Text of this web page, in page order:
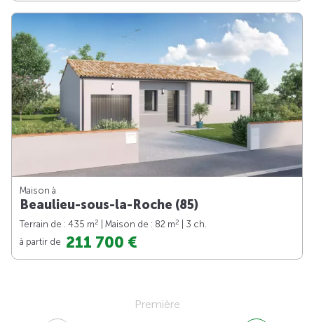
Maison à
Beaulieu-sous-la-Roche (85)
Terrain de : 435 m2 | Maison de : 82 m2
| 3 ch.
à partir de 211 700 €
Première